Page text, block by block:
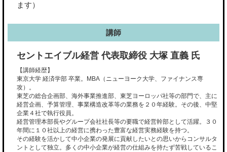
ます）
講師
セントエイブル経営 代表取締役 大塚 直義 氏
【講師経歴】
東京大学 経済学部 卒業。MBA（ニューヨーク大学、ファイナンス専
攻）。
東芝の総合企画部、海外事業推進部、東芝ヨーロッパ社等の部門で、主に
経営企画、予算管理、事業構造改革等の業務を２０年経験。その後、中堅
企業４社で執行役員。
経営管理本部長やグループ会社社長等の要職で経営幹部として活躍。３０
年間に１０社以上の経営に携わった豊富な経営実務経験を持つ。
その経験を活かして中小企業の発展に貢献したいとの思いからコンサルタ
ントとして独立。多くの中小企業が経営の仕組みを持たず苦戦しているこ